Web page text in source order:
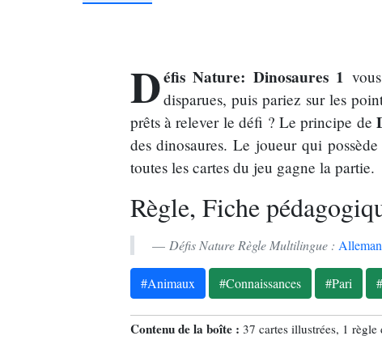
Défis Nature: Dinosaures 1
disparues, puis pariez sur les
prêts à relever le défi ? Le principe de
des dinosaures. Le joueur qui
toutes les cartes du jeu gagne la partie.
Règle, Fiche
Défis Nature Règle Multilingue :
#Animaux #Connaissances #Pari
Contenu de la boîte : 37 cartes illustrées, 1 règle